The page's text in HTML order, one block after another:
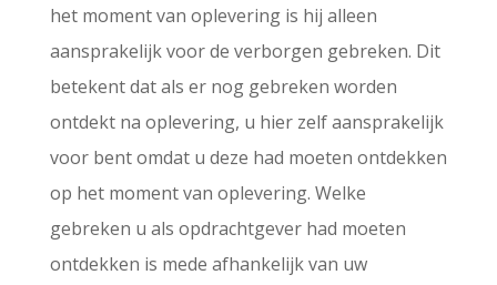
het moment van oplevering is hij alleen
aansprakelijk voor de verborgen gebreken. Dit
betekent dat als er nog gebreken worden
ontdekt na oplevering, u hier zelf aansprakelijk
voor bent omdat u deze had moeten ontdekken
op het moment van oplevering. Welke
gebreken u als opdrachtgever had moeten
ontdekken is mede afhankelijk van uw